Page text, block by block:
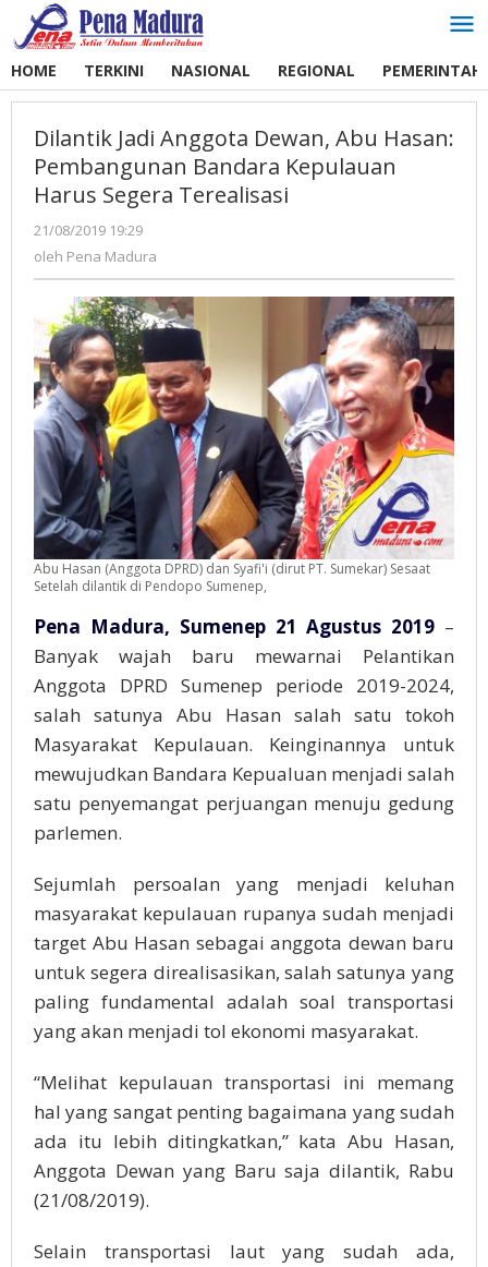
Lewati
ke
HOME TERKINI NASIONAL REGIONAL
Dilantik Jadi Anggota Dewan, Abu Hasan:
Pembangunan Bandara Kepulauan
Harus Segera Terealisasi
21/08/2019 19:29
Pena
oleh Pena Madura
Abu Hasan (Anggota DPRD) dan Syafi'i (dirut PT. Sumekar) Sesaat
Setelah dilantik di Pendopo Sumenep,
Pena Madura, Sumenep 21 Agustus 2019 –
Banyak wajah baru mewarnai Pelantikan
Anggota DPRD Sumenep periode 2019-2024,
salah satunya Abu Hasan salah satu tokoh
Masyarakat Kepulauan. Keinginannya untuk
mewujudkan Bandara Kepualuan menjadi salah
satu penyemangat perjuangan menuju gedung
parlemen.
Sejumlah persoalan yang menjadi keluhan
masyarakat kepulauan rupanya sudah menjadi
target Abu Hasan sebagai anggota dewan baru
untuk segera direalisasikan, salah satunya yang
paling fundamental adalah soal transportasi
yang akan menjadi tol ekonomi masyarakat.
“Melihat kepulauan transportasi ini memang
hal yang sangat penting bagaimana yang sudah
ada itu lebih ditingkatkan,” kata Abu Hasan,
Anggota Dewan yang Baru saja dilantik, Rabu
(21/08/2019).
Selain transportasi laut yang sudah ada,